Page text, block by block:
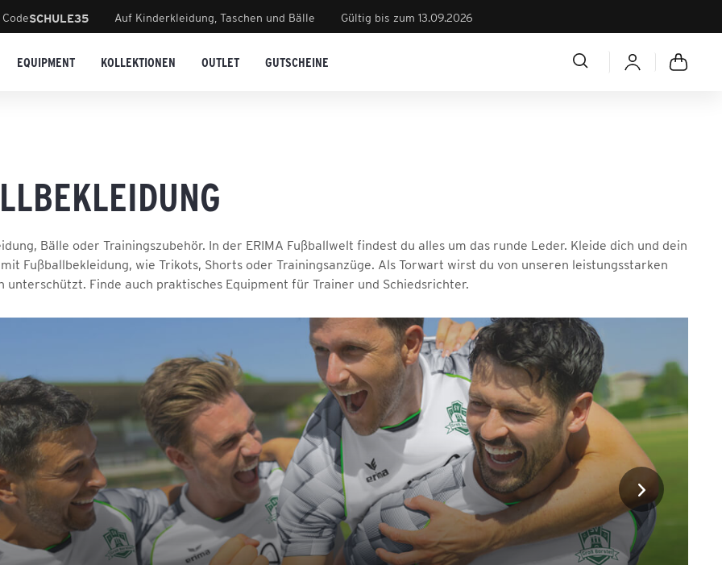
SCHULE35 Auf Kinderkleidung, Taschen und Bälle Gültig bis zum 13.09.2026
EQUIPMENT KOLLEKTIONEN OUTLET GUTSCHEINE
Bälle oder Trainingszubehör. In der ERIMA Fußballwelt findest du alles um das runde Leder. Kleide dich und dein
Fußballbekleidung, wie Trikots, Shorts oder Trainingsanzüge. Als Torwart wirst du von unseren leistungsstarken
unterschützt. Finde auch praktisches Equipment für Trainer und Schiedsrichter.